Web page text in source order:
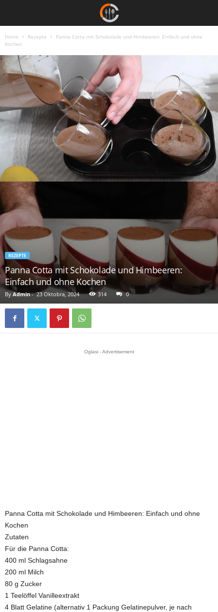
Home Rezepte
Panna Cotta mit Schokolade und Himbeeren: Einfach und ohne
Kochen
REZEPTE
Panna Cotta mit Schokolade und Himbeeren:
Einfach und ohne Kochen
By Admin- 23 Oktobra, 2024 314 0
Oglasi - Advertisement
Panna Cotta mit Schokolade und Himbeeren: Einfach und ohne
Kochen
Zutaten
Für die Panna Cotta:
400 ml Schlagsahne
200 ml Milch
80 g Zucker
1 Teelöffel Vanilleextrakt
4 Blatt Gelatine (alternativ 1 Packung Gelatinepulver, je nach